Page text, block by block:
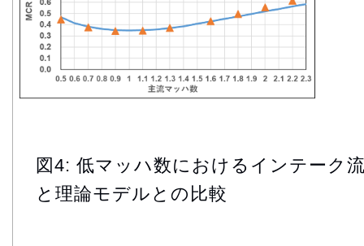
図4: 低マッハ数におけるインテーク
と理論モデルとの比較